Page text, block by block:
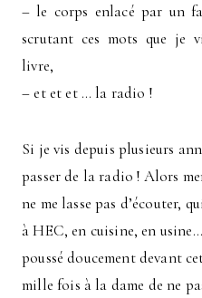
– le corps enlacé par un
scrutant ces mots que je
livre,
– et et et … la radio !
Si je vis depuis plusieurs
passer de la radio ! Alors
ne me lasse pas d’écouter,
à HEC, en cuisine, en
poussé doucement devant
mille fois à la dame de ne